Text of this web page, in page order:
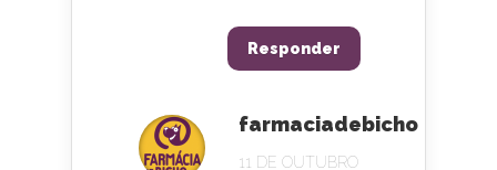
Responder
farmaciadebicho
11 DE OUTUBRO